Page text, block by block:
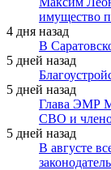
имущество
4 дня назад
В
5 дней назад
5 дней назад
Глава ЭМР
СВО и
5 дней назад
В августе